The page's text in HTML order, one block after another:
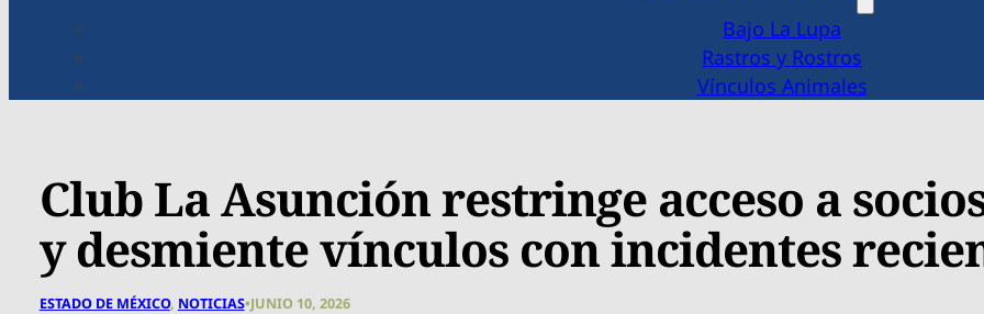
Bajo La Lupa
Rastros y Rostros
Vínculos Animales
Club La Asunción restringe acceso a
y desmiente vínculos con incidentes
ESTADO DE MÉXICO, NOTICIAS•JUNIO 10, 2026